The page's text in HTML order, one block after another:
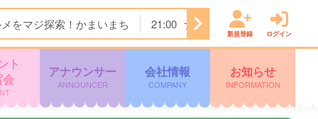
をマジ探索！かまいまち 21:00 ナゾトレＭＡＸＸＸ
新規登録 ログイン
ト
アナウンサー
ANNOUNCER
会社情報
COMPANY
お知らせ
INFORMATION